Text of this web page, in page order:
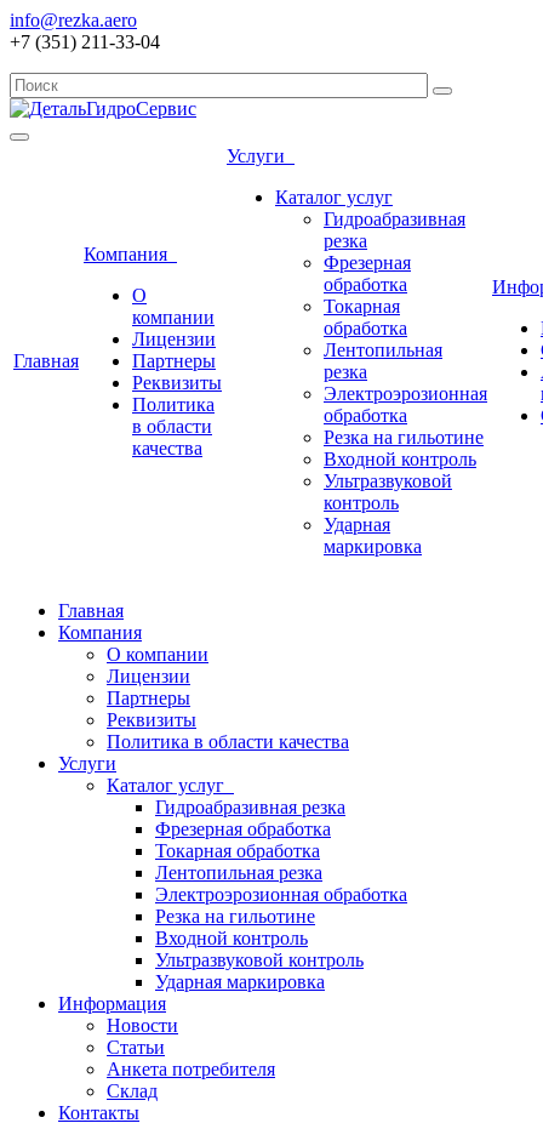
info@rezka.aero
+7 (351) 211-33-04
Главная
Компания
О
компании
Лицензии
Партнеры
Реквизиты
Политика
в области
качества
Услуги
Каталог услуг
Гидроабразивная
резка
Фрезерная
обработка
Токарная
обработка
Лентопильная
резка
Электроэрозионная
обработка
Резка на гильотине
Входной контроль
Ультразвуковой
контроль
Ударная
маркировка
Главная
Компания
О компании
Лицензии
Партнеры
Реквизиты
Политика в области качества
Услуги
Каталог услуг
Гидроабразивная резка
Фрезерная обработка
Токарная обработка
Лентопильная резка
Электроэрозионная обработка
Резка на гильотине
Входной контроль
Ультразвуковой контроль
Ударная маркировка
Информация
Новости
Статьи
Анкета потребителя
Склад
Контакты